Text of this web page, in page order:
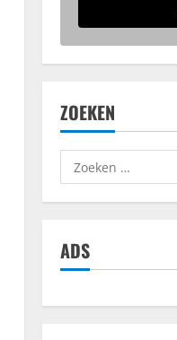
ZOEKEN
Zoeken
naar:
ADS